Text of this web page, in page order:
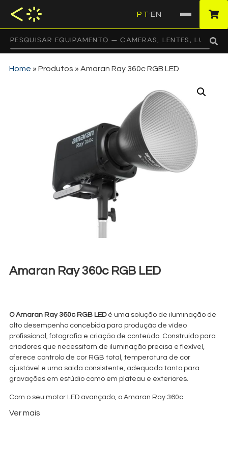
PT EN
Home » Produtos » Amaran Ray 360c RGB LED
Amaran Ray 360c RGB LED
O Amaran Ray 360c RGB LEDé uma solução de iluminação de
alto desempenho concebida para produção de vídeo
profissional, fotografia e criação de conteúdo. Construído para
criadores que necessitam de iluminação precisa e flexível,
oferece controlo de cor RGB total, temperatura de cor
ajustável e uma saída consistente, adequada tanto para
gravações em estúdio como em plateau e exteriores.
Com o seu motor LED avançado, o Amaran Ray 360c
Ver mais